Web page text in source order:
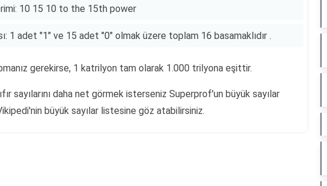
10 15 10 to the 15th power
1 adet "1" ve 15 adet "0" olmak üzere toplam 16 basamaklıdır .
gerekirse, 1 katrilyon tam olarak 1.000 trilyona eşittir.
sayılarını daha net görmek isterseniz Superprof'un büyük sayılar
büyük sayılar listesine göz atabilirsiniz.